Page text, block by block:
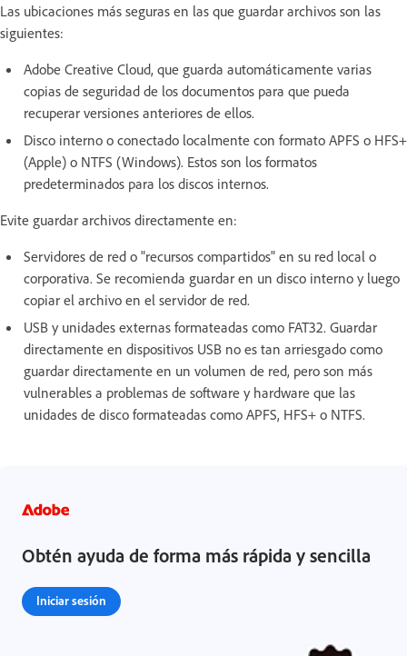
Las ubicaciones más seguras en las que guardar archivos son las
siguientes:
Adobe Creative Cloud, que guarda automáticamente varias
copias de seguridad de los documentos para que pueda
recuperar versiones anteriores de ellos.
Disco interno o conectado localmente con formato APFS o HFS+
(Apple) o NTFS (Windows). Estos son los formatos
predeterminados para los discos internos.
Evite guardar archivos directamente en:
Servidores de red o "recursos compartidos" en su red local o
corporativa. Se recomienda guardar en un disco interno y luego
copiar el archivo en el servidor de red.
USB y unidades externas formateadas como FAT32. Guardar
directamente en dispositivos USB no es tan arriesgado como
guardar directamente en un volumen de red, pero son más
vulnerables a problemas de software y hardware que las
unidades de disco formateadas como APFS, HFS+ o NTFS.
Obtén ayuda de forma más rápida y sencilla
Iniciar sesión